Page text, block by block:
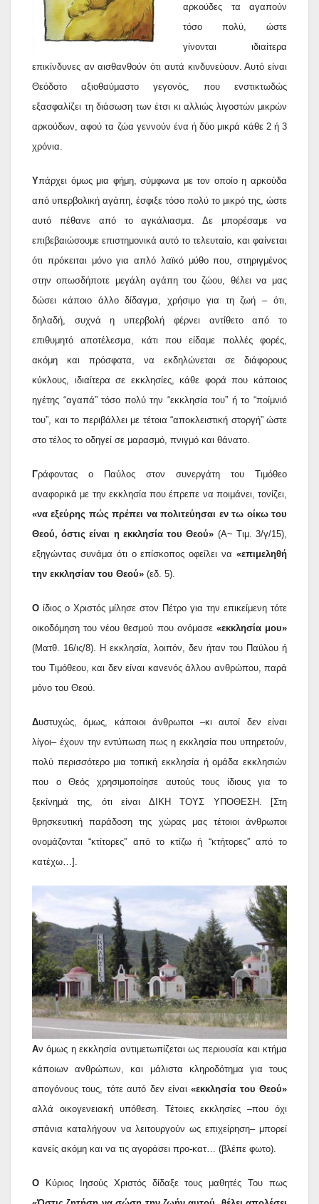
αρκούδες τα αγαπούν
τόσο πολύ, ώστε
γίνονται ιδιαίτερα
επικίνδυνες αν αισθανθούν ότι αυτά κινδυνεύουν. Αυτό είναι
Θεόδοτο αξιοθαύμαστο γεγονός, που ενστικτωδώς
εξασφαλίζει τη διάσωση των έτσι κι αλλιώς λιγοστών μικρών
αρκούδων, αφού τα ζώα γεννούν ένα ή δύο μικρά κάθε 2 ή 3
χρόνια.
Υπάρχει όμως μια φήμη, σύμφωνα με τον οποίο η αρκούδα
από υπερβολική αγάπη, έσφιξε τόσο πολύ το μικρό της, ώστε
αυτό πέθανε από το αγκάλιασμα. Δε μπορέσαμε να
επιβεβαιώσουμε επιστημονικά αυτό το τελευταίο, και φαίνεται
ότι πρόκειται μόνο για απλό λαϊκό μύθο που, στηριγμένος
στην οπωσδήποτε μεγάλη αγάπη του ζώου, θέλει να μας
δώσει κάποιο άλλο δίδαγμα, χρήσιμο για τη ζωή – ότι,
δηλαδή, συχνά η υπερβολή φέρνει αντίθετο από το
επιθυμητό αποτέλεσμα, κάτι που είδαμε πολλές φορές,
ακόμη και πρόσφατα, να εκδηλώνεται σε διάφορους
κύκλους, ιδιαίτερα σε εκκλησίες, κάθε φορά που κάποιος
ηγέτης “αγαπά” τόσο πολύ την “εκκλησία του” ή το “ποίμνιό
του”, και το περιβάλλει με τέτοια “αποκλειστική στοργή” ώστε
στο τέλος το οδηγεί σε μαρασμό, πνιγμό και θάνατο.
Γράφοντας ο Παύλος στον συνεργάτη του Τιμόθεο
αναφορικά με την εκκλησία που έπρεπε να ποιμάνει, τονίζει,
«να εξεύρης πώς πρέπει να πολιτεύησαι εν τω οίκω του
Θεού, όστις είναι η εκκλησία του Θεού» (Α~ Τιμ. 3/γ/15),
εξηγώντας συνάμα ότι ο επίσκοπος οφείλει να «επιμεληθή
την εκκλησίαν του Θεού» (εδ. 5).
Ο ίδιος ο Χριστός μίλησε στον Πέτρο για την επικείμενη τότε
οικοδόμηση του νέου θεσμού που ονόμασε «εκκλησία μου»
(Ματθ. 16/ις/8). Η εκκλησία, λοιπόν, δεν ήταν του Παύλου ή
του Τιμόθεου, και δεν είναι κανενός άλλου ανθρώπου, παρά
μόνο του Θεού.
Δυστυχώς, όμως, κάποιοι άνθρωποι –κι αυτοί δεν είναι
λίγοι– έχουν την εντύπωση πως η εκκλησία που υπηρετούν,
πολύ περισσότερο μια τοπική εκκλησία ή ομάδα εκκλησιών
που ο Θεός χρησιμοποίησε αυτούς τους ίδιους για το
ξεκίνημά της, ότι είναι ΔΙΚΗ ΤΟΥΣ ΥΠΟΘΕΣΗ. [Στη
θρησκευτική παράδοση της χώρας μας τέτοιοι άνθρωποι
ονομάζονται “κτίτορες” από το κτίζω ή “κτήτορες” από το
κατέχω…].
Αν όμως η εκκλησία αντιμετωπίζεται ως περιουσία και κτήμα
κάποιων ανθρώπων, και μάλιστα κληροδότημα για τους
απογόνους τους, τότε αυτό δεν είναι«εκκλησία του Θεού»
αλλά οικογενειακή υπόθεση. Τέτοιες εκκλησίες –που όχι
σπάνια καταλήγουν να λειτουργούν ως επιχείρηση– μπορεί
κανείς ακόμη και να τις αγοράσει προ-κατ… (βλέπε φωτο).
Ο Κύριος Ιησούς Χριστός δίδαξε τους μαθητές Του πως